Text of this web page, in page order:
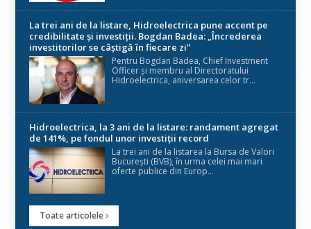
La trei ani de la listare, Hidroelectrica pune accent pe
credibilitate și investiții. Bogdan Badea: „Încrederea
investitorilor se câștigă în fiecare zi”
Pentru Bogdan Badea, Chief Investment
Officer și membru al Directoratului
Hidroelectrica, aniversarea celor tr...
Hidroelectrica, la 3 ani de la listare: randament agregat
de 141%, pe fondul unor investiții record
La trei ani de la listarea la Bursa de Valori
București (BVB), în urma celei mai mari
oferte publice din Europ...
Toate articolele